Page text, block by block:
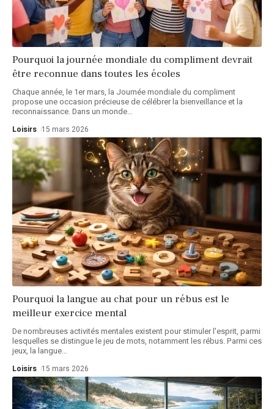
Pourquoi la journée mondiale du compliment devrait
être reconnue dans toutes les écoles
Chaque année, le 1er mars, la Journée mondiale du compliment
propose une occasion précieuse de célébrer la bienveillance et la
reconnaissance. Dans un monde…
Loisirs 15 mars 2026
Pourquoi la langue au chat pour un rébus est le
meilleur exercice mental
De nombreuses activités mentales existent pour stimuler l'esprit, parmi
lesquelles se distingue le jeu de mots, notamment les rébus. Parmi ces
jeux, la langue…
Loisirs 15 mars 2026